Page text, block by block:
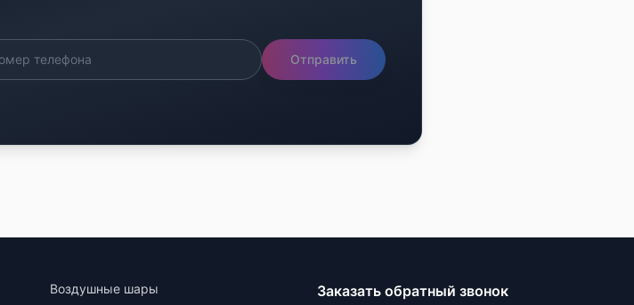
Отправить
Воздушные шары
Заказать обратный звонок